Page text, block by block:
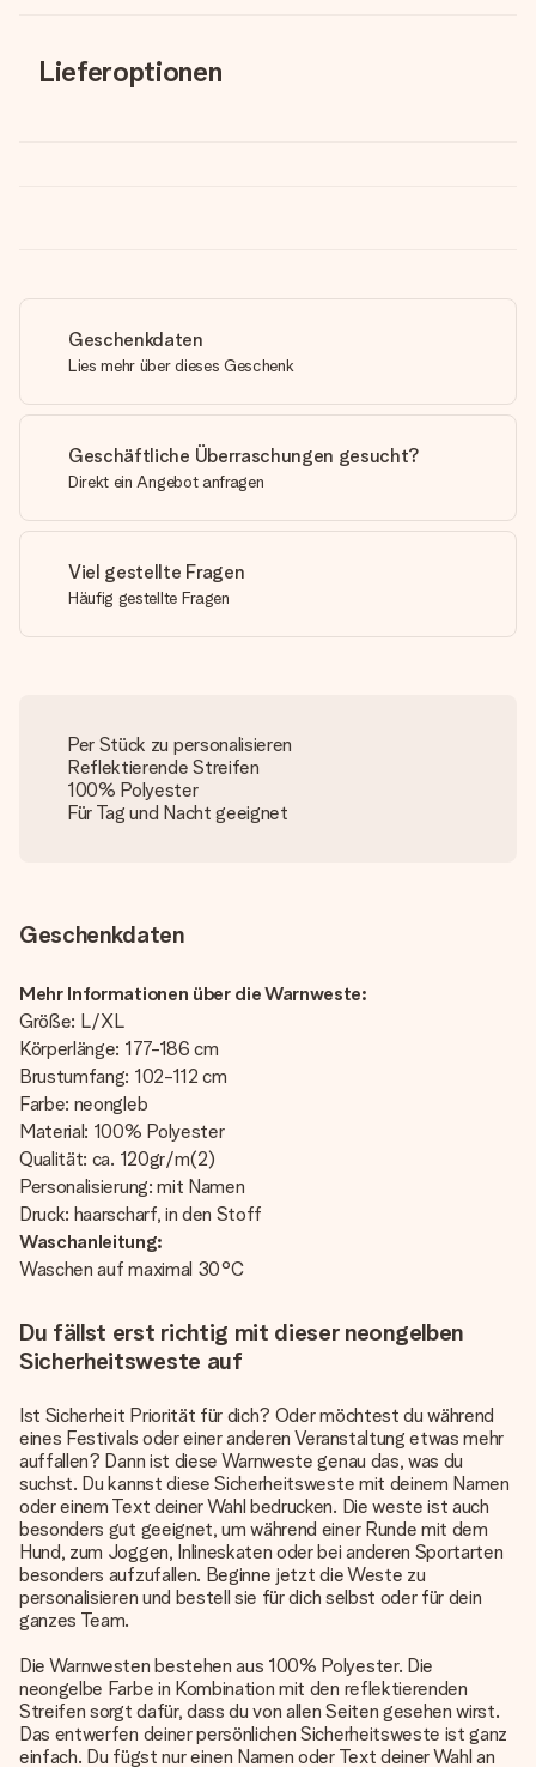
Lieferoptionen
Geschenkdaten
Lies mehr über dieses Geschenk
Geschäftliche Überraschungen gesucht?
Direkt ein Angebot anfragen
Viel gestellte Fragen
Häufig gestellte Fragen
Per Stück zu personalisieren
Reflektierende Streifen
100% Polyester
Für Tag und Nacht geeignet
Geschenkdaten
Mehr Informationen über die Warnweste:
Größe: L/XL
Körperlänge: 177-186 cm
Brustumfang: 102-112 cm
Farbe: neongleb
Material: 100% Polyester
Qualität: ca. 120gr/m(2)
Personalisierung: mit Namen
Druck: haarscharf, in den Stoff
Waschanleitung:
Waschen auf maximal 30°C
Du fällst erst richtig mit dieser neongelben
Sicherheitsweste auf
Ist Sicherheit Priorität für dich? Oder möchtest du während
eines Festivals oder einer anderen Veranstaltung etwas mehr
auffallen? Dann ist diese Warnweste genau das, was du
suchst. Du kannst diese Sicherheitsweste mit deinem Namen
oder einem Text deiner Wahl bedrucken. Die weste ist auch
besonders gut geeignet, um während einer Runde mit dem
Hund, zum Joggen, Inlineskaten oder bei anderen Sportarten
besonders aufzufallen. Beginne jetzt die Weste zu
personalisieren und bestell sie für dich selbst oder für dein
ganzes Team.
Die Warnwesten bestehen aus 100% Polyester. Die
neongelbe Farbe in Kombination mit den reflektierenden
Streifen sorgt dafür, dass du von allen Seiten gesehen wirst.
Das entwerfen deiner persönlichen Sicherheitsweste ist ganz
einfach. Du fügst nur einen Namen oder Text deiner Wahl an